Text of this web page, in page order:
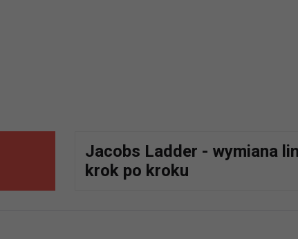
Jacobs Ladder - wymiana
krok po kroku